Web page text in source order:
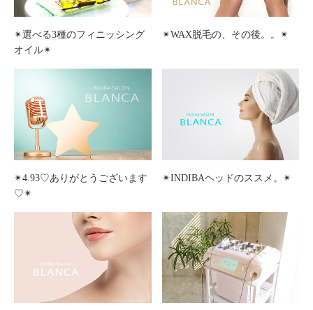
✴︎選べる3種のフィニッシング
オイル✴︎
✴︎WAX脱毛の、その後。。✴︎
✴︎4.93♡ありがとうございます
♡✴︎
✴︎INDIBAヘッドのススメ。✴︎